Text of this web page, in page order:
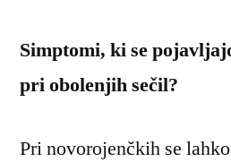
Simptomi, ki se
pri obolenjih sečil?
Pri novorojenčkih se